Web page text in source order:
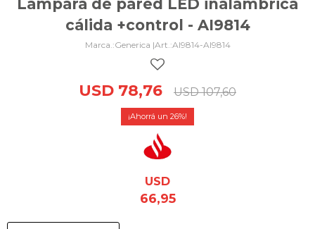
Lámpara de pared LED inalámbrica
cálida +control - AI9814
Generica | AI9814-AI9814
USD 78,76 USD 107,60
26
USD
66,95